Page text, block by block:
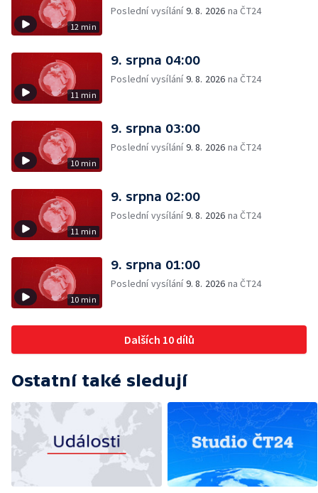
12 min
Poslední vysílání9. 8. 2026 na ČT24
11 min
9. srpna 04:00
Poslední vysílání9. 8. 2026 na ČT24
10 min
9. srpna 03:00
Poslední vysílání9. 8. 2026 na ČT24
11 min
9. srpna 02:00
Poslední vysílání9. 8. 2026 na ČT24
10 min
9. srpna 01:00
Poslední vysílání9. 8. 2026 na ČT24
Dalších 10 dílů
Ostatní také sledují